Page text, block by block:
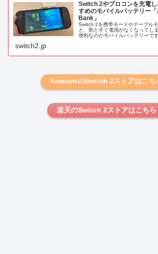
Switch 2やプロコンを充電
すめのモバイルバッテリー
Bank」
Switch 2を携帯モードやテーブル
と、割とすぐ電池がなくなってし
便利なのがモバイルバッテリーで
switch2.jp
AmazonのSwitch 2ストアはこち
楽天のSwitch 2ストアはこちら